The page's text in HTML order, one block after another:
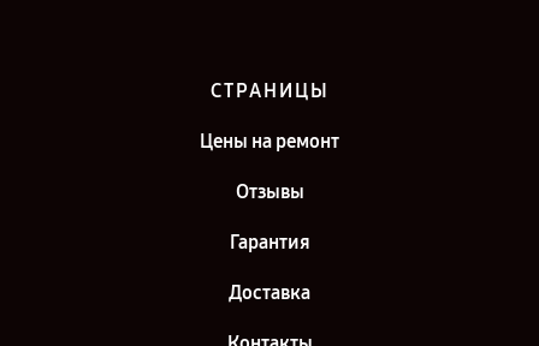
СТРАНИЦЫ
Цены на ремонт
Отзывы
Гарантия
Доставка